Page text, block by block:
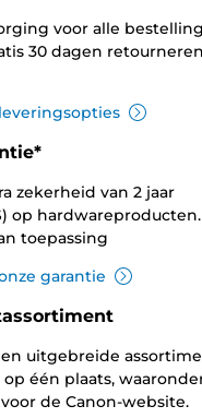
voor alle
30 dagen
zekerheid van 2 jaar
op hardwareproducten.
toepassing
garantie
uitgebreide
één plaats,
de Canon-website.